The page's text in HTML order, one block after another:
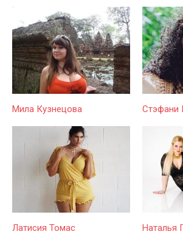
Мила Кузнецова Стэфани
Латисия Томас Наталья